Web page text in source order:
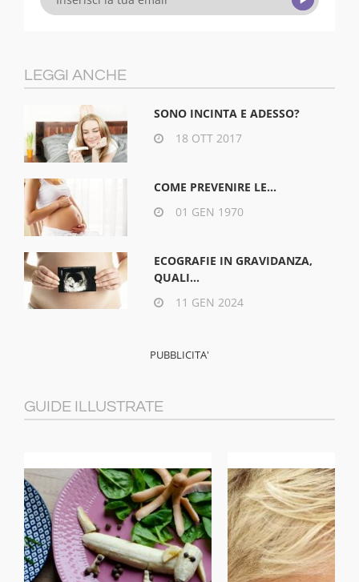
LEGGI ANCHE
SONO INCINTA E ADESSO?
18 OTT 2017
COME PREVENIRE LE...
01 GEN 1970
ECOGRAFIE IN GRAVIDANZA,
QUALI...
11 GEN 2024
GUIDE ILLUSTRATE